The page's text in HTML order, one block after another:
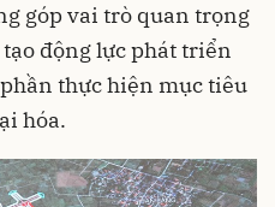
góp vai trò quan trọng
động lực phát triển
thực hiện mục tiêu
hóa.